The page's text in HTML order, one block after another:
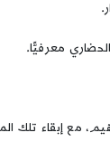
معرفيًّا.
مع إبقاء تلك